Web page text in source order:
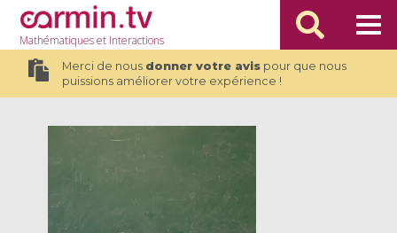
Mathématiqueset Interactions
Merci de nous donner votre avispour que nous
puissions améliorer votre expérience !